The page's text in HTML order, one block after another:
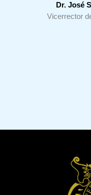
Dr. José
Vicerrector